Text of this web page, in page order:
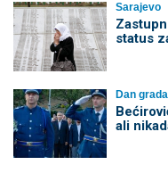
Sarajevo
status
Dan grada
ali